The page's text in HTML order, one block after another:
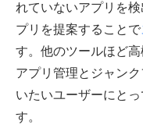
れていないアプリを
プリを提案することで
す。他のツールほど
アプリ管理とジャン
いたいユーザーにと
す。